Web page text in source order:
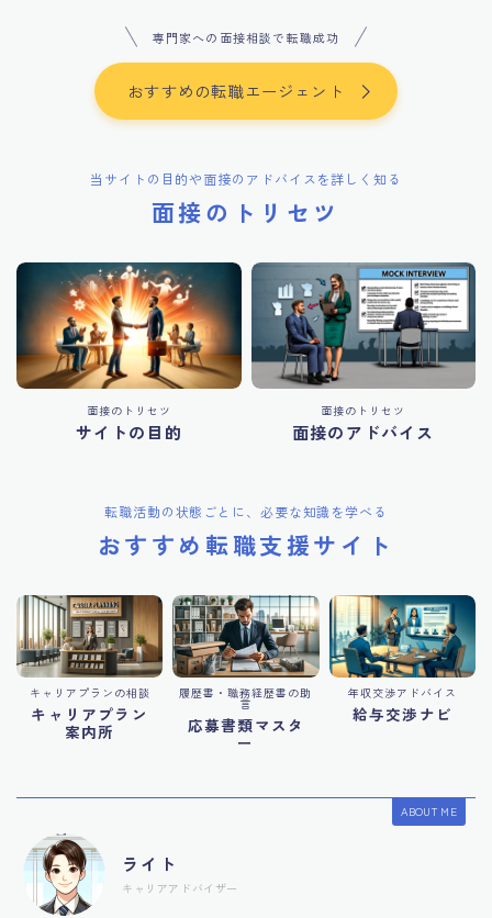
専門家への面接相談で転職成功
おすすめの転職エージェント
当サイトの目的や面接のアドバイスを詳しく知る
面接のトリセツ
面接のトリセツ
サイトの目的
面接のトリセツ
面接のアドバイス
転職活動の状態ごとに、必要な知識を学べる
おすすめ転職支援サイト
キャリアプランの相談
キャリアプラン
案内所
履歴書・職務経歴書の助
言
応募書類マスタ
ー
年収交渉アドバイス
給与交渉ナビ
ABOUT ME
ライト
キャリアアドバイザー